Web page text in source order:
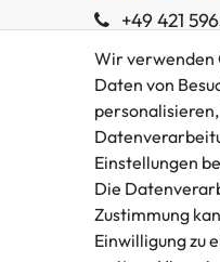
+49 421
Kontaktformular
Wir verwenden
Daten von
Einstellungen
Die
Zustimmung
Einwilligung zu